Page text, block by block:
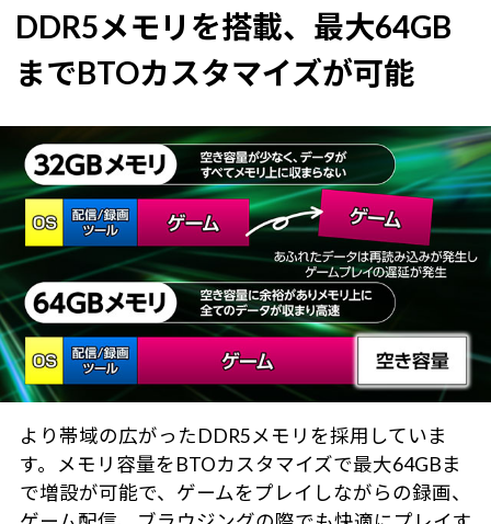
DDR5メモリを搭載、最大64GB
までBTOカスタマイズが可能
より帯域の広がったDDR5メモリを採用していま
す。メモリ容量をBTOカスタマイズで最大64GBま
で増設が可能で、ゲームをプレイしながらの録画、